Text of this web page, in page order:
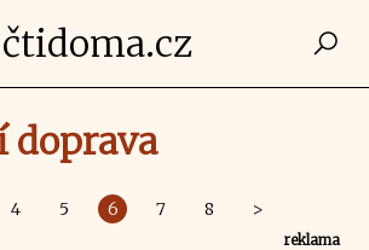
čtidoma.cz
4 5 6 7 8 >
reklama